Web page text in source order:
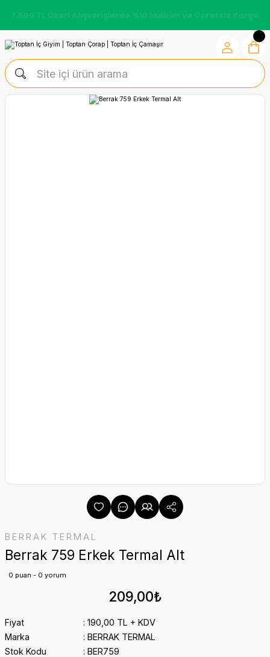
7.500 TL Üzeri Alışverişlerde %10 İndirim ve Ücretsiz Kargo
BERRAK TERMAL
Berrak 759 Erkek Termal Alt
0 puan - 0 yorum
209,00₺
Fiyat
190,00 TL + KDV
Marka
BERRAK TERMAL
Stok Kodu
BER759